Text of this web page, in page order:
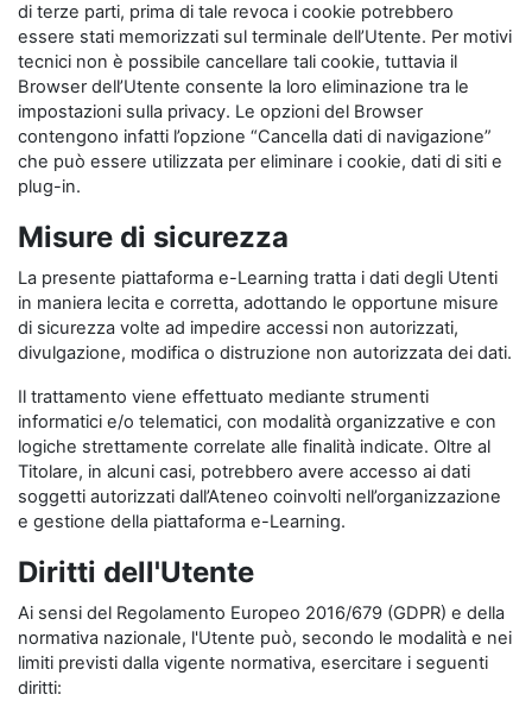
di terze parti, prima di tale revoca i cookie potrebbero
essere stati memorizzati sul terminale dell’Utente. Per motivi
tecnici non è possibile cancellare tali cookie, tuttavia il
Browser dell’Utente consente la loro eliminazione tra le
impostazioni sulla privacy. Le opzioni del Browser
contengono infatti l’opzione “Cancella dati di navigazione”
che può essere utilizzata per eliminare i cookie, dati di siti e
plug-in.
Misure di sicurezza
La presente piattaforma e-Learning tratta i dati degli Utenti
in maniera lecita e corretta, adottando le opportune misure
di sicurezza volte ad impedire accessi non autorizzati,
divulgazione, modifica o distruzione non autorizzata dei dati.
Il trattamento viene effettuato mediante strumenti
informatici e/o telematici, con modalità organizzative e con
logiche strettamente correlate alle finalità indicate. Oltre al
Titolare, in alcuni casi, potrebbero avere accesso ai dati
soggetti autorizzati dall’Ateneo coinvolti nell’organizzazione
e gestione della piattaforma e-Learning.
Diritti dell'Utente
Ai sensi del Regolamento Europeo 2016/679 (GDPR) e della
normativa nazionale, l'Utente può, secondo le modalità e nei
limiti previsti dalla vigente normativa, esercitare i seguenti
diritti: